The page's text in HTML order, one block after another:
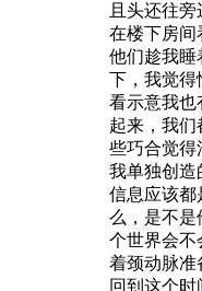
且头还往
在楼下房间
他们趁我睡
下，我觉得
看示意我也
起来，我
些巧合觉得
我单独创造
信息应该都
么，是不是
个世界会不
着颈动脉准
回到这个